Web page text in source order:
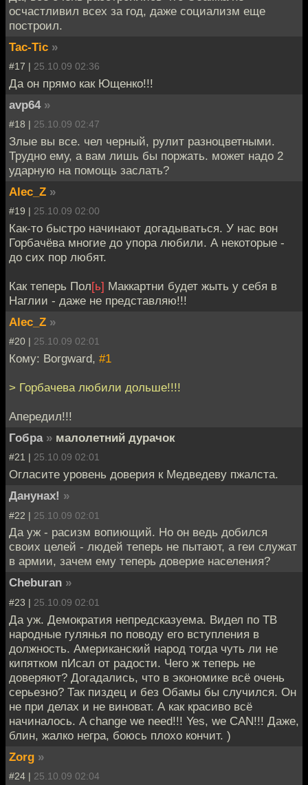
осчастливил всех за год, даже социализм еще
построил.
Tac-Tic »
#17 | 25.10.09 02:36
Да он прямо как Ющенко!!!
avp64 »
#18 | 25.10.09 02:47
Злые вы все. чел черный, рулит разноцветными.
Трудно ему, а вам лишь бы поржать. может надо 2
ударную на помощь заслать?
Alec_Z »
#19 | 25.10.09 02:00
Как-то быстро начинают догадываться. У нас вон
Горбачёва многие до упора любили. А некоторые -
до сих пор любят.
Как теперь Пол[ь] Маккартни будет жыть у себя в
Наглии - даже не представляю!!!
Alec_Z »
#20 | 25.10.09 02:01
Кому: Borgward, #1
> Горбачева любили дольше!!!!
Апередил!!!
Гобра » малолетний дурачок
#21 | 25.10.09 02:01
Огласите уровень доверия к Медведеву пжалста.
Данунах! »
#22 | 25.10.09 02:01
Да уж - расизм вопиющий. Но он ведь добился
своих целей - людей теперь не пытают, а геи служат
в армии, зачем ему теперь доверие населения?
Cheburan »
#23 | 25.10.09 02:01
Да уж. Демократия непредсказуема. Видел по ТВ
народные гулянья по поводу его вступления в
должность. Американский народ тогда чуть ли не
кипятком пИсал от радости. Чего ж теперь не
доверяют? Догадались, что в экономике всё очень
серьезно? Так пиздец и без Обамы бы случился. Он
не при делах и не виноват. А как красиво всё
начиналось. A change we need!!! Yes, we CAN!!! Даже,
блин, жалко негра, боюсь плохо кончит. )
Zorg »
#24 | 25.10.09 02:04